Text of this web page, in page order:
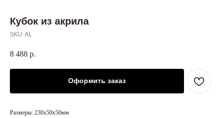
Кубок из акрила
SKU:AL
8 488 р.
Оформить заказ
Размеры: 230х50х50мм